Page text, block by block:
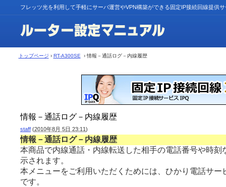
フレッツ光を利用して手軽にサーバ運営やVPN構築ができる固定IP接続回線提供
トップページ › RT-A300SE › 情報－通話ログ－内線履歴
情報－通話ログ－内線履歴
staff (2010年8月 5日 23:11)
情報－通話ログ－内線履歴
本商品で内線通話・内線転送した相手の電話番号や時刻
示されます。
本メニューをご利用いただくためには、ひかり電話サー
です。